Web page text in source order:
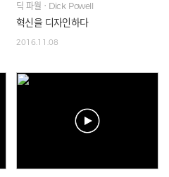
딕 파월ㆍDick Powell
혁신을 디자인하다
2016.11.08